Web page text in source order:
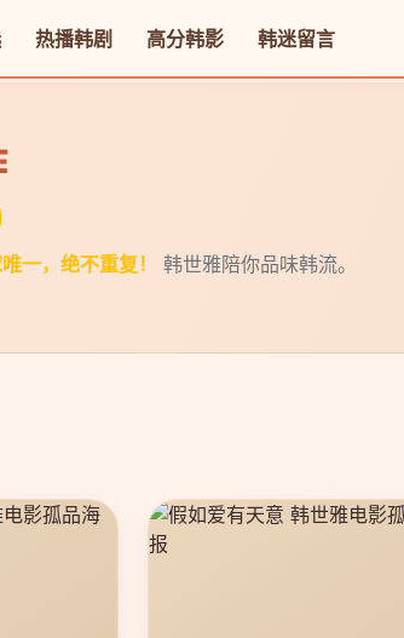
热播韩剧 高分韩影 韩迷留言
一，绝不重复！ 韩世雅陪你品味韩流。